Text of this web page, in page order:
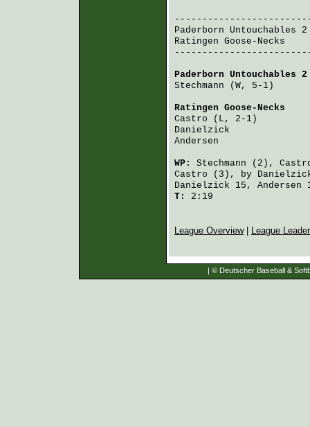
Paderborn Untouchables 2
Ratingen Goose-Necks
Paderborn Untouchables 2
Stechmann (W, 5-1)
Ratingen Goose-Necks
Castro (L, 2-1)
Danielzick
Andersen
WP: Stechmann (2),
Castro (3), by
Danielzick 15, Andersen
T:
2:19
League Overview| League
| © Deutscher Baseball &